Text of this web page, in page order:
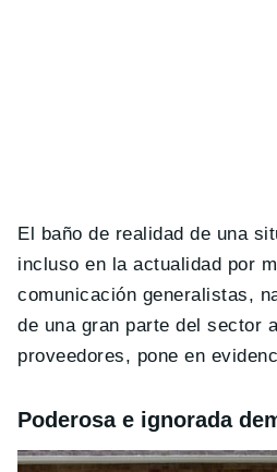
El baño de realidad de una
incluso en la actualidad por
comunicación generalistas,
de una gran parte del sector
proveedores, pone en
Poderosa e ignorada